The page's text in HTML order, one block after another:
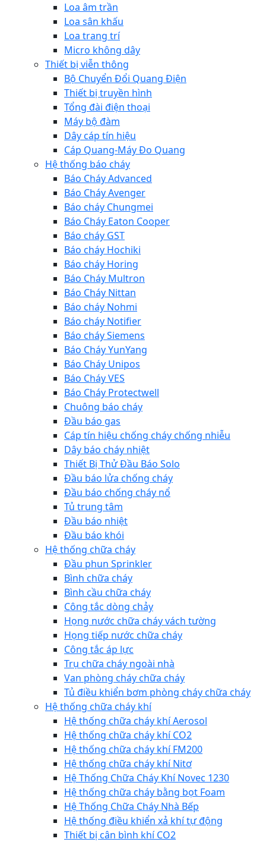
Loa âm trần
Loa sân khấu
Loa trang trí
Micro không dây
Thiết bị viễn thông
Bộ Chuyển Đổi Quang Điện
Thiết bị truyền hình
Tổng đài điện thoại
Máy bộ đàm
Dây cáp tín hiệu
Cáp Quang-Máy Đo Quang
Hệ thống báo cháy
Báo Cháy Advanced
Báo Cháy Avenger
Báo cháy Chungmei
Báo Cháy Eaton Cooper
Báo cháy GST
Báo cháy Hochiki
Báo cháy Horing
Báo Cháy Multron
Báo Cháy Nittan
Báo cháy Nohmi
Báo cháy Notifier
Báo cháy Siemens
Báo Cháy YunYang
Báo Cháy Unipos
Báo Cháy VES
Báo Cháy Protectwell
Chuông báo cháy
Đầu báo gas
Cáp tín hiệu chống cháy chống nhiễu
Dây báo cháy nhiệt
Thiết Bị Thử Đầu Báo Solo
Đầu báo lửa chống cháy
Đầu báo chống cháy nổ
Tủ trung tâm
Đầu báo nhiệt
Đầu báo khói
Hệ thống chữa cháy
Đầu phun Sprinkler
Bình chữa cháy
Bình cầu chữa cháy
Công tắc dòng chảy
Họng nước chữa cháy vách tường
Họng tiếp nước chữa cháy
Công tắc áp lực
Trụ chữa cháy ngoài nhà
Van phòng cháy chữa cháy
Tủ điều khiển bơm phòng cháy chữa cháy
Hệ thống chữa cháy khí
Hệ thống chữa cháy khí Aerosol
Hệ thống chữa cháy khí CO2
Hệ thống chữa cháy khí FM200
Hệ thống chữa cháy khí Nitơ
Hệ Thống Chữa Cháy Khí Novec 1230
Hệ thống chữa cháy bằng bọt Foam
Hệ Thống Chữa Cháy Nhà Bếp
Hệ thống điều khiển xả khí tự động
Thiết bị cân bình khí CO2